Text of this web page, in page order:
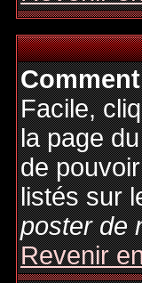
Facile,
la page
de
listés sur
poster de
Revenir